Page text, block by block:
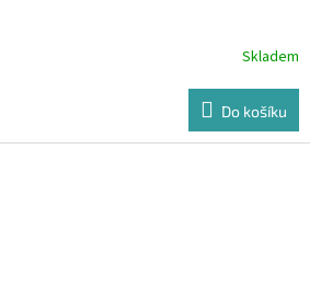
Skladem
Do košíku